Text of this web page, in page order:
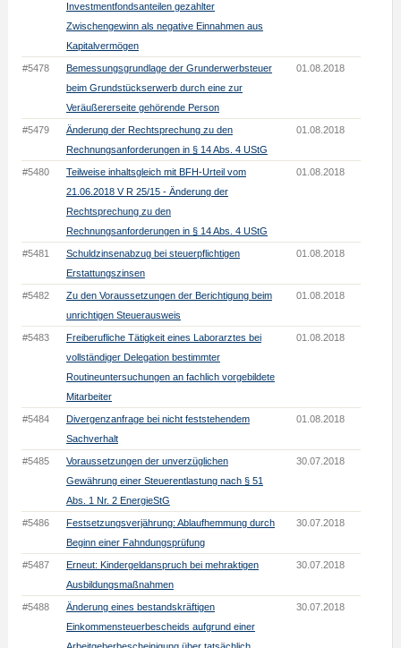
Investmentfondsanteilen gezahlter
Zwischengewinn als negative Einnahmen aus
Kapitalvermögen
#5478
Bemessungsgrundlage der Grunderwerbsteuer
beim Grundstückserwerb durch eine zur
Veräußererseite gehörende Person
01.08.2018
#5479
Änderung der Rechtsprechung zu den
Rechnungsanforderungen in § 14 Abs. 4 UStG
01.08.2018
#5480
Teilweise inhaltsgleich mit BFH-Urteil vom
21.06.2018 V R 25/15 - Änderung der
Rechtsprechung zu den
Rechnungsanforderungen in § 14 Abs. 4 UStG
01.08.2018
#5481
Schuldzinsenabzug bei steuerpflichtigen
Erstattungszinsen
01.08.2018
#5482
Zu den Voraussetzungen der Berichtigung beim
unrichtigen Steuerausweis
01.08.2018
#5483
Freiberufliche Tätigkeit eines Laborarztes bei
vollständiger Delegation bestimmter
Routineuntersuchungen an fachlich vorgebildete
Mitarbeiter
01.08.2018
#5484
Divergenzanfrage bei nicht feststehendem
Sachverhalt
01.08.2018
#5485
Voraussetzungen der unverzüglichen
Gewährung einer Steuerentlastung nach § 51
Abs. 1 Nr. 2 EnergieStG
30.07.2018
#5486
Festsetzungsverjährung: Ablaufhemmung durch
Beginn einer Fahndungsprüfung
30.07.2018
#5487
Erneut: Kindergeldanspruch bei mehraktigen
Ausbildungsmaßnahmen
30.07.2018
#5488
Änderung eines bestandskräftigen
Einkommensteuerbescheids aufgrund einer
30.07.2018